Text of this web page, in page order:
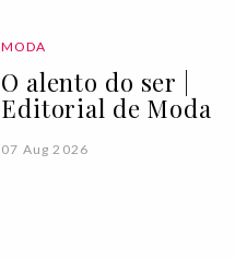
MODA
O alento do ser |
Editorial de Moda
07 Aug 2026